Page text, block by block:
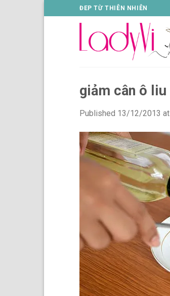
to
ĐEP TỪ THIÊN NHIÊN
giảm cân ô liu
Published 13/12/2013 at